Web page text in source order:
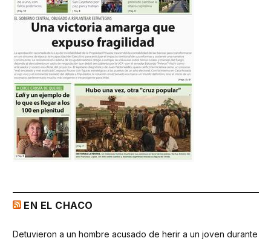
EN EL CHACO
Detuvieron a un hombre acusado de herir a un joven durante